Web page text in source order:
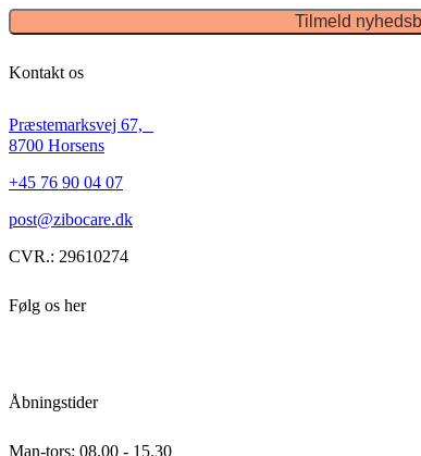
Tilmeld
Kontakt os
Præstemarksvej 67,
8700 Horsens
+45 76 90 04 07
post@zibocare.dk
CVR.: 29610274
Følg os her
Åbningstider
Man-tors: 08.00 - 15.30